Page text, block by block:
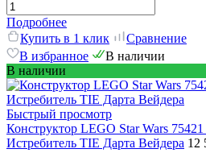
Подробнее
Купить в 1 клик
Сравнение
В избранное
В наличии
В наличии
Быстрый просмотр
Конструктор LEGO Star Wars
Истребитель TIE Дарта Вейдера 12